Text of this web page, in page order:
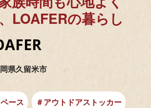
LOAFERの暮らし
県久留米市
ース ＃アウトドアストッカー